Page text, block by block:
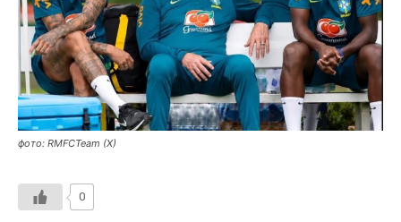
фото: RMFCTeam (X)
0